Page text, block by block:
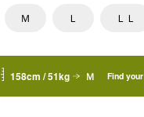
Ｍ Ｌ ＬＬ
158cm / 51kg Ｍ Find